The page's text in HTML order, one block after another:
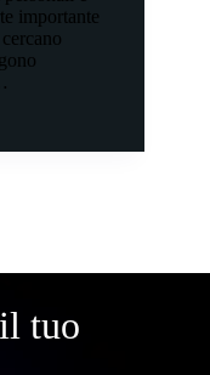
importante
tuo